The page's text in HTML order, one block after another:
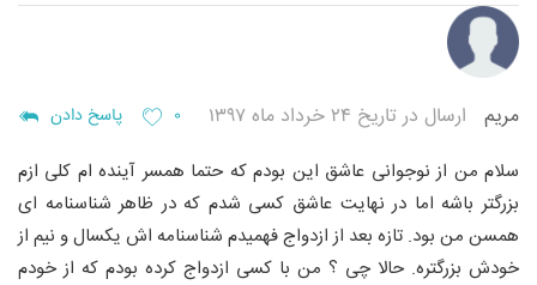
مریم ارسال در تاریخ ۲۴ خرداد ماه ۱۳۹۷ ۰ پاسخ دادن
سلام من از نوجوانی عاشق این بودم که حتما همسر آینده ام کلی ازم
بزرگتر باشه اما در نهایت عاشق کسی شدم که در ظاهر شناسنامه ای
همسن من بود. تازه بعد از ازدواج فهمیدم شناسنامه اش یکسال و نیم از
خودش بزرگتره. حالا چی ؟ من با کسی ازدواج کرده بودم که از خودم